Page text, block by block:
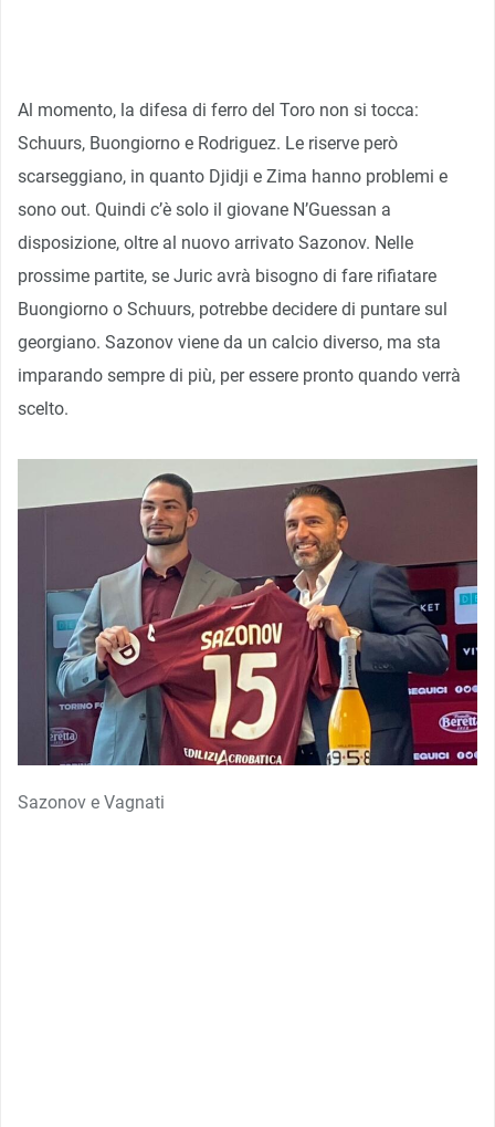
Al momento, la difesa di ferro del Toro non si tocca:
Schuurs, Buongiorno e Rodriguez. Le riserve però
scarseggiano, in quanto Djidji e Zima hanno problemi e
sono out. Quindi c’è solo il giovane N’Guessan a
disposizione, oltre al nuovo arrivato Sazonov. Nelle
prossime partite, se Juric avrà bisogno di fare rifiatare
Buongiorno o Schuurs, potrebbe decidere di puntare sul
georgiano. Sazonov viene da un calcio diverso, ma sta
imparando sempre di più, per essere pronto quando verrà
scelto.
Sazonov e Vagnati